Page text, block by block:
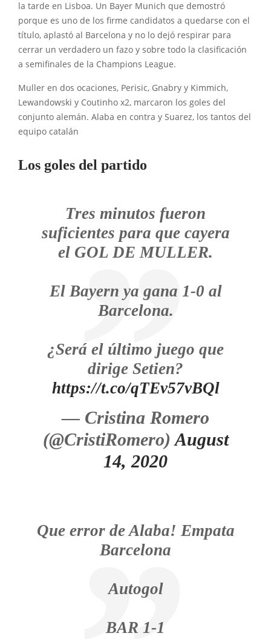
la tarde en Lisboa. Un Bayer Munich que demostró
porque es uno de los firme candidatos a quedarse con el
título, aplastó al Barcelona y no lo dejó respirar para
cerrar un verdadero un fazo y sobre todo la clasificación
a semifinales de la Champions League.
Muller en dos ocaciones, Perisic, Gnabry y Kimmich,
Lewandowski y Coutinho x2, marcaron los goles del
conjunto alemán. Alaba en contra y Suarez, los tantos del
equipo catalán
Los goles del partido
Tres minutos fueron
suficientes para que cayera
el GOL DE MULLER.
El Bayern ya gana 1-0 al
Barcelona.
¿Será el último juego que
dirige Setien?
https://t.co/qTEv57vBQl
— Cristina Romero
(@CristiRomero)August
14, 2020
Que error de Alaba! Empata
Barcelona
Autogol
BAR 1-1